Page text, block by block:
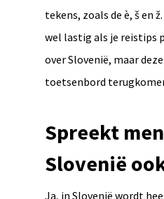
tekens, zoals de è, š en
wel lastig als je reistips
over Slovenië, maar
toetsenbord
Spreekt
Slovenië
Ja, in Slovenië wordt